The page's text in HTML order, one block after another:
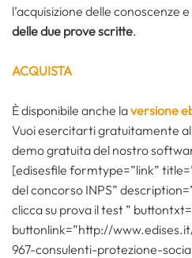
l’acquisizione delle conoscenze e
delle due prove scritte.
ACQUISTA
È disponibile anche laversione
Vuoi esercitarti gratuitamente
demo gratuita del nostro
[edisesfile formtype=”link”
del concorso INPS”
clicca su prova il test ”
buttonlink=”http://
967-consulenti-protezione-